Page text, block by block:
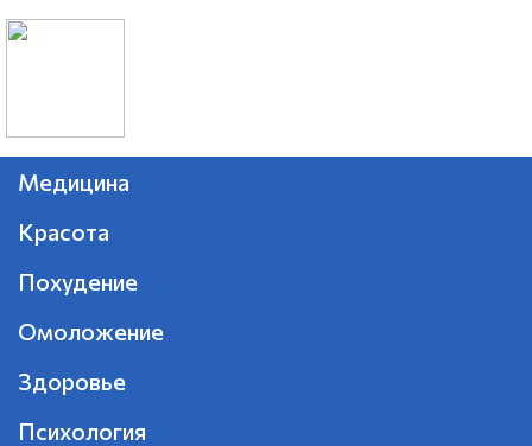
Медицина
Красота
Похудение
Омоложение
Здоровье
Психология